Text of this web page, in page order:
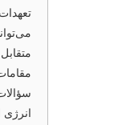
انرژی